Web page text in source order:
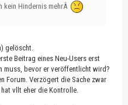
kein Hindernis mehrÂ
gelöscht.
Beitrag eines Neu-Users erst
muss, bevor er veröffentlicht wird?
Forum. Verzögert die Sache zwar
vllt eher die Kontrolle.